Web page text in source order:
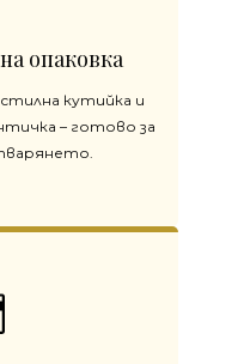
опаковка
кутийка и
– готово за